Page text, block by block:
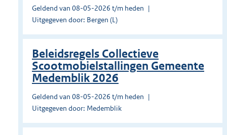
Geldend van 08-05-2026 t/m heden
Uitgegeven door: Bergen (L)
Beleidsregels Collectieve
Scootmobielstallingen Gemeente
Medemblik 2026
Geldend van 08-05-2026 t/m heden
Uitgegeven door: Medemblik